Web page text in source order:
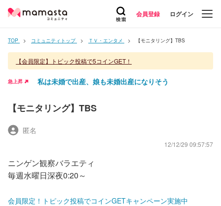
会員登録 ログイン
TOP コミュニティトップ ＴＶ・エンタメ 【モニタリング】TBS
【会員限定】トピック投稿で5コインGET！
急上昇 私は未婚で出産、娘も未婚出産になりそう
【モニタリング】TBS
匿名
12/12/29 09:57:57
ニンゲン観察バラエティ
毎週水曜日深夜0:20～
会員限定！トピック投稿でコインGETキャンペーン実施中